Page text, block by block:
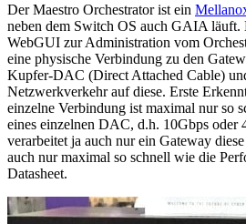
Der Maestro Orchestrator ist ein
neben dem Switch OS auch GAIA
WebGUI zur Administration vom
eine physische Verbindung zu den
Kupfer-DAC (Direct Attached Cable)
Netzwerkverkehr auf diese. Erste
einzelne Verbindung ist maximal nur so
eines einzelnen DAC, d.h. 10Gbps oder
verarbeitet ja auch nur ein Gateway
auch nur maximal so schnell wie die
Datasheet.